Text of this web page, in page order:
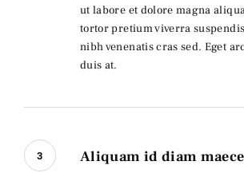
ut labore et dolore magna
tortor pretium viverra
nibh venenatis cras sed. Eget
duis at.
3 Aliquam id diam